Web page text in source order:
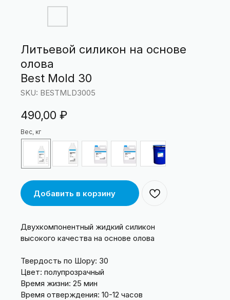
Литьевой силикон на основе
олова
Best Mold 30
SKU: BESTMLD3005
490,00 ₽
Вес, кг
Добавить в корзину
Двухкомпонентный жидкий силикон
высокого качества на основе олова
Твердость по Шору: 30
Цвет: полупрозрачный
Время жизни: 25 мин
Время отверждения: 10-12 часов